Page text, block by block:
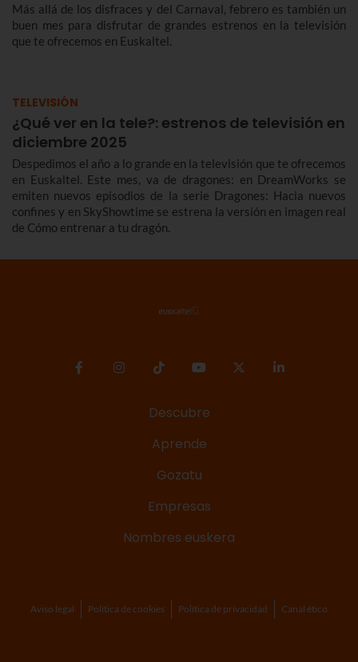
Más allá de los disfraces y del Carnaval, febrero es también un
buen mes para disfrutar de grandes estrenos en la televisión
que te ofrecemos en Euskaltel.
TELEVISIÓN
¿Qué ver en la tele?: estrenos de televisión en
diciembre 2025
Despedimos el año a lo grande en la televisión que te ofrecemos
en Euskaltel. Este mes, va de dragones: en DreamWorks se
emiten nuevos episodios de la serie Dragones: Hacia nuevos
confines y en SkyShowtime se estrena la versión en imagen real
de Cómo entrenar a tu dragón.
Descubre
Aprende
Gozatu
Empresas
Nombres euskera
Aviso legal Política de cookies Política de privacidad Canal ético